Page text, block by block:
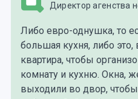
Директор агенства
Либо евро-однушка, то
большая кухня, либо это,
квартира, чтобы
комнату и кухню. Окна,
выходили во двор,